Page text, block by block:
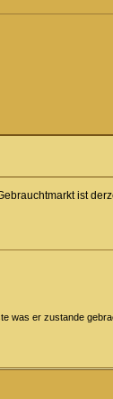
ist
was er zustande